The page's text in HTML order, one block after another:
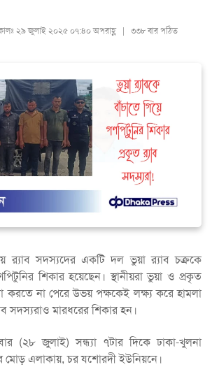
২৯ জুলাই ২০২৫ ০৭:৪০ অপরাহ্ণ | ৩৩৮ বার পঠিত
র‍্যাব সদস্যদের একটি দল ভুয়া র‍্যাব চক্রকে
শিকার হয়েছেন। স্থানীয়রা ভুয়া ও প্রকৃত
করতে না পেরে উভয় পক্ষকেই লক্ষ্য করে হামলা
সদস্যরাও মারধরের শিকার হন।
(২৮ জুলাই) সন্ধ্যা ৭টার দিকে ঢাকা-খুলনা
মোড় এলাকায়, চর যশোরদী ইউনিয়নে।